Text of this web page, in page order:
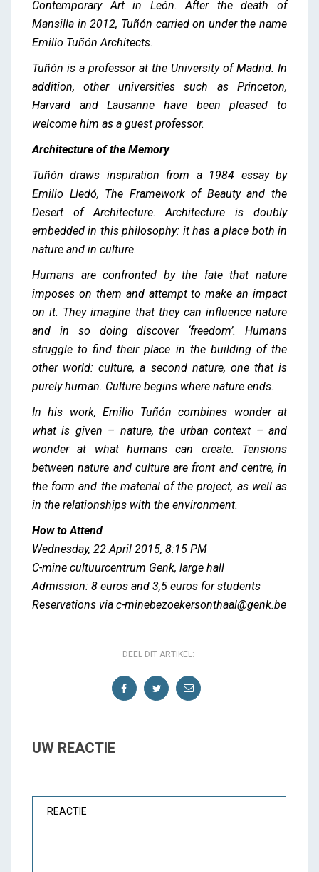
Contemporary Art in León. After the death of
Mansilla in 2012, Tuñón carried on under the name
Emilio Tuñón Architects.
Tuñón is a professor at the University of Madrid. In
addition, other universities such as Princeton,
Harvard and Lausanne have been pleased to
welcome him as a guest professor.
Architecture of the Memory
Tuñón draws inspiration from a 1984 essay by
Emilio Lledó, The Framework of Beauty and the
Desert of Architecture. Architecture is doubly
embedded in this philosophy: it has a place both in
nature and in culture.
Humans are confronted by the fate that nature
imposes on them and attempt to make an impact
on it. They imagine that they can influence nature
and in so doing discover ‘freedom’. Humans
struggle to find their place in the building of the
other world: culture, a second nature, one that is
purely human. Culture begins where nature ends.
In his work, Emilio Tuñón combines wonder at
what is given – nature, the urban context – and
wonder at what humans can create. Tensions
between nature and culture are front and centre, in
the form and the material of the project, as well as
in the relationships with the environment.
How to Attend
Wednesday, 22 April 2015, 8:15 PM
C-mine cultuurcentrum Genk, large hall
Admission: 8 euros and 3,5 euros for students
Reservations via c-minebezoekersonthaal@genk.be
DEEL DIT ARTIKEL:
UW REACTIE